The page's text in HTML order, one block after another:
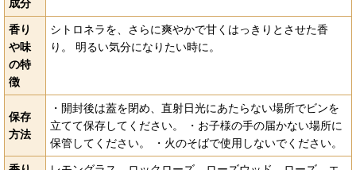
香り
や味
の特
徴
シトロネラを、さらに爽やかで甘くはっきりとさせた香
り。 明るい気分になりたい時に。
保存
方法
・開封後は蓋を閉め、直射日光にあたらない場所でビンを
立てて保存してください。 ・お子様の手の届かない場所に
保管してください。 ・火のそばで使用しないでください。